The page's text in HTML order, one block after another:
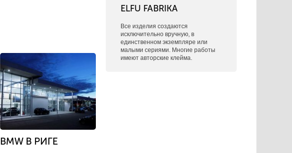
BMW В РИГЕ
ELFU FABRIKA
Все изделия создаются
исключительно вручную, в
единственном экземпляре или
малыми сериями. Многие работы
имеют авторские клейма.